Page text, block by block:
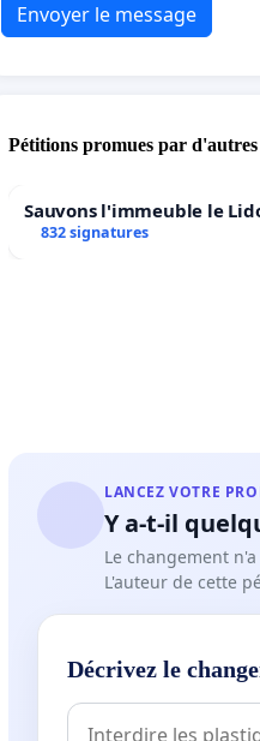
Envoyer le message
Pétitions promues par
Sauvons l'immeuble le
832 signatures
LANCEZ VOTRE
Y a-t-il
Le changement
L'auteur de cette
Décrivez le